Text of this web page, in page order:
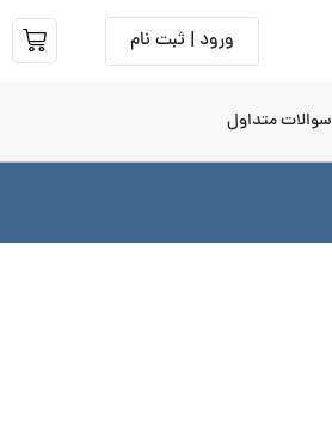
ورود | ثبت نام
سوالات متداول